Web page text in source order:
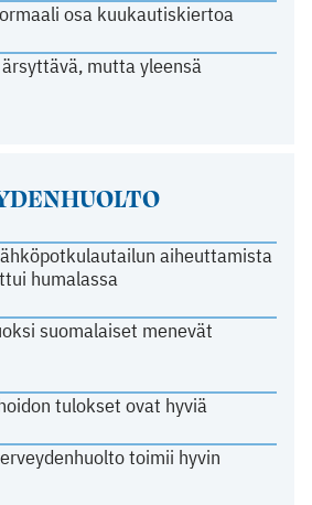
osa kuukautiskiertoa
mutta yleensä
aiheuttamista
humalassa
suomalaiset menevät
tulokset ovat hyviä
toimii hyvin